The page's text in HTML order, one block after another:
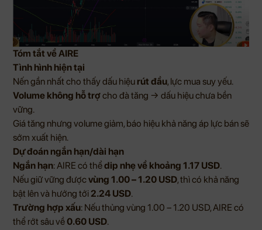
Tóm tắt về AIRE
Tình hình hiện tại
Nến gần nhất cho thấy dấu hiệu rút đầu, lực mua suy yếu.
Volume không hỗ trợcho đà tăng → dấu hiệu chưa bền
vững.
Giá tăng nhưng volume giảm, báo hiệu khả năng áp lực bán sẽ
sớm xuất hiện.
Dự đoán ngắn hạn/dài hạn
Ngắn hạn: AIRE có thểdip nhẹ về khoảng 1.17 USD.
Nếu giữ vững đượcvùng 1.00 – 1.20 USD, thì có khả năng
bật lên và hướng tới 2.24 USD.
Trường hợp xấu: Nếu thủng vùng 1.00 – 1.20 USD, AIRE có
thể rớt sâu về0.60 USD.